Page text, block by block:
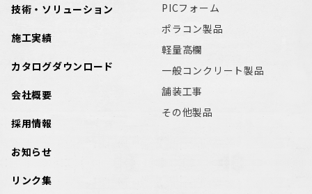
技術・ソリューション
施工実績
カタログダウンロード
会社概要
採用情報
お知らせ
リンク集
PICフォーム
ポラコン製品
軽量高欄
一般コンクリート製品
舗装工事
その他製品